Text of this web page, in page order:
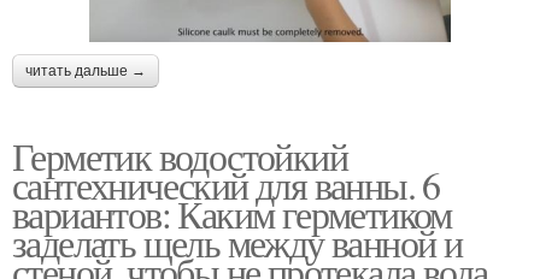
читать дальше →
Герметик водостойкий
сантехнический для ванны. 6
вариантов: Каким герметиком
заделать щель между ванной и